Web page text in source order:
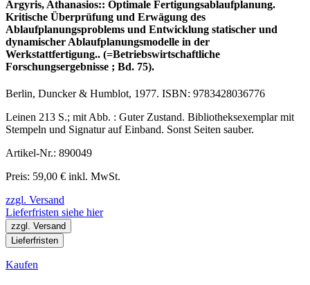
Argyris, Athanasios:: Optimale Fertigungsablaufplanung.
Kritische Überprüfung und Erwägung des
Ablaufplanungsproblems und Entwicklung statischer und
dynamischer Ablaufplanungsmodelle in der
Werkstattfertigung.. (=Betriebswirtschaftliche
Forschungsergebnisse ; Bd. 75).
Berlin, Duncker & Humblot, 1977. ISBN: 9783428036776
Leinen 213 S.; mit Abb. : Guter Zustand. Bibliotheksexemplar mit
Stempeln und Signatur auf Einband. Sonst Seiten sauber.
Artikel-Nr.: 890049
Preis: 59,00 € inkl. MwSt.
zzgl. Versand
Lieferfristen siehe hier
zzgl. Versand
Lieferfristen
Kaufen